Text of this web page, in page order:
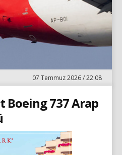
07 Temmuz 2026 / 22:08
Boeing 737 Arap